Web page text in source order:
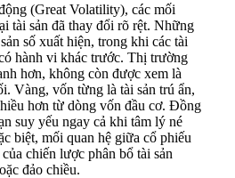
(Great Volatility), các mối
tài sản đã thay đổi rõ rệt. Những
số xuất hiện, trong khi các tài
hành vi khác trước. Thị trường
hơn, không còn được xem là
Vàng, vốn từng là tài sản trú ẩn,
hơn từ dòng vốn đầu cơ. Đồng
suy yếu ngay cả khi tâm lý né
biệt, mối quan hệ giữa cổ phiếu
chiến lược phân bổ tài sản
đảo chiều.